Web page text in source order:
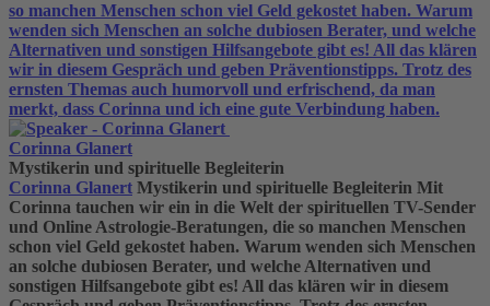
so manchen Menschen schon viel Geld gekostet haben. Warum
wenden sich Menschen an solche dubiosen Berater, und welche
Alternativen und sonstigen Hilfsangebote gibt es! All das klären
wir in diesem Gespräch und geben Präventionstipps. Trotz des
ernsten Themas auch humorvoll und erfrischend, da man
merkt, dass Corinna und ich eine gute Verbindung haben.
Corinna Glanert
Mystikerin und spirituelle Begleiterin
Corinna Glanert Mystikerin und spirituelle Begleiterin Mit
Corinna tauchen wir ein in die Welt der spirituellen TV-Sender
und Online Astrologie-Beratungen, die so manchen Menschen
schon viel Geld gekostet haben. Warum wenden sich Menschen
an solche dubiosen Berater, und welche Alternativen und
sonstigen Hilfsangebote gibt es! All das klären wir in diesem